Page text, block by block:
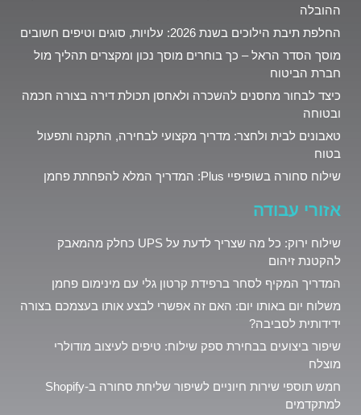
ההובלה
החלפת תיבת הילוכים בשנת 2026: עלויות, סוגים וטיפים חשובים
מוסך הסדר הראל – כך בוחרים מוסך נכון ומקצרים תהליך מול
חברת הביטוח
כיצד לבחור מחסנים להשכרה ולאחסן תכולת דירה בצורה חכמה
ובטוחה
טאבונים לבית ולחצר: מדריך מקצועי לבחירה, התקנה ותפעול
בטוח
שילוח סחורה בשופיפיי Plus: המדריך המלא להפחתת פחמן
אזורי עבודה
שילוח ירוק: כל מה שצריך לדעת על UPS כחלק מהמאבק
להקטנת זיהום
המדריך המקיף לסחר ברפידת קרטון גלי עם מינימום פחמן
משלוח יום באותו יום: האם זה אפשרי לבצע אותו בעצמכם בצורה
ידידותית לסביבה?
שיפור ביצועים בבחירת ספק שילוח: טיפים לעיצוב מודולרי
מוצלח
חמש תוספי שירות חיוניים לשיפור שליחת סחורה ב-Shopify
למתקדמים